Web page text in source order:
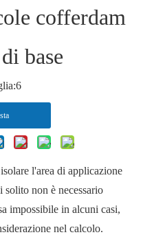
cofferdam
base
6
l'area di applicazione
non è necessario
impossibile in alcuni casi,
nel calcolo.